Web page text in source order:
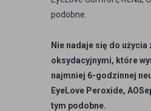
podobne.
Nie nadaje się do użycia
oksydacyjnymi, które
najmniej 6-godzinnej
EyeLove Peroxide,
tym podobne.